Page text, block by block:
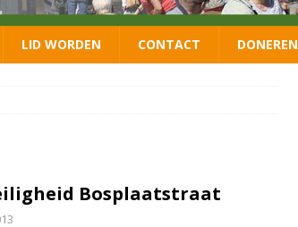
coalitieakkoord: ‘Groeien met behoud van karakter’
LID WORDEN CONTACT DONEREN
Bosplaatstraat